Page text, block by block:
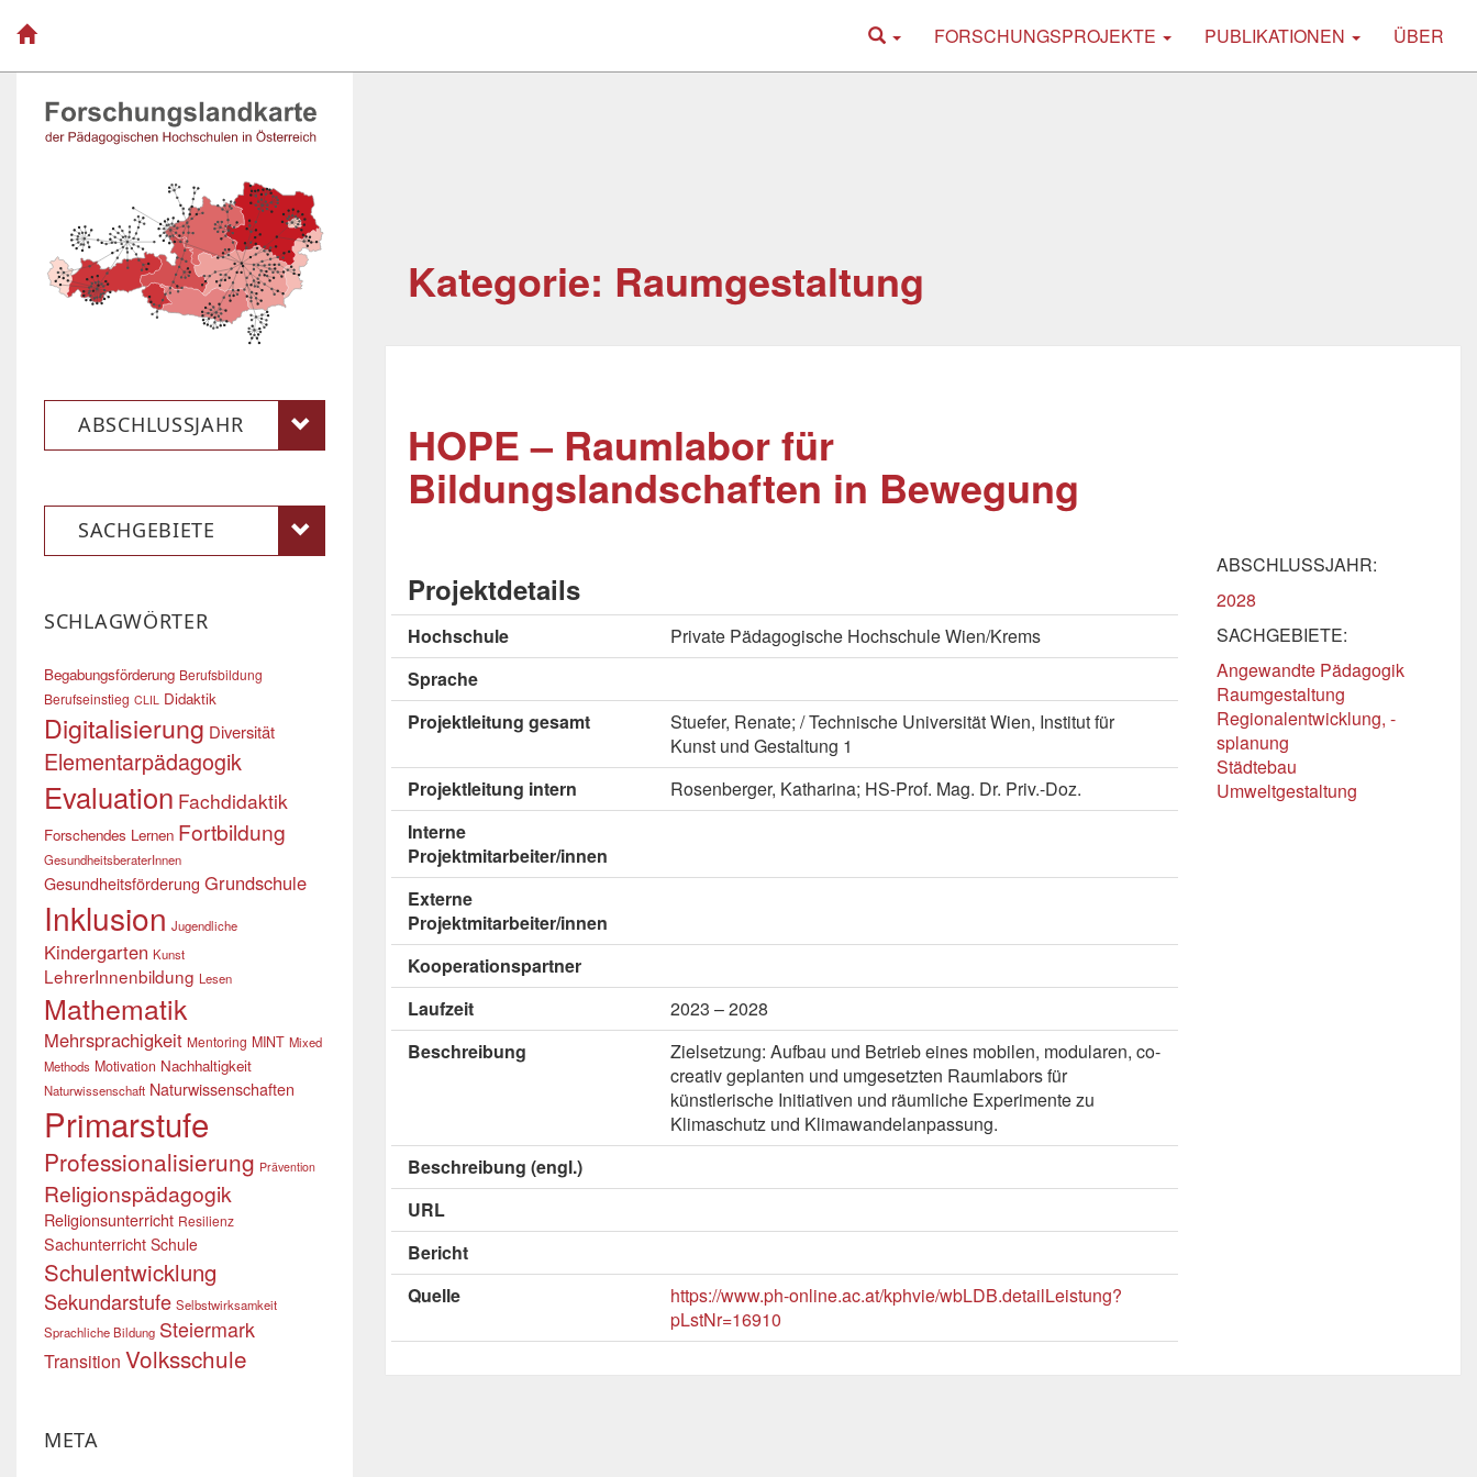
FORSCHUNGSPROJEKTE PUBLIKATIONEN ÜBER
Kategorie: Raumgestaltung
HOPE – Raumlabor für
Bildungslandschaften in Bewegung
Projektdetails
Hochschule
Private Pädagogische Hochschule Wien/Krems
Sprache
Projektleitung gesamt
Stuefer, Renate; / Technische Universität Wien, Institut für
Kunst und Gestaltung 1
Projektleitung intern
Rosenberger, Katharina; HS-Prof. Mag. Dr. Priv.-Doz.
Interne
Projektmitarbeiter/innen
Externe
Projektmitarbeiter/innen
Kooperationspartner
Laufzeit
2023 – 2028
Beschreibung
Zielsetzung: Aufbau und Betrieb eines mobilen, modularen, co-
creativ geplanten und umgesetzten Raumlabors für
künstlerische Initiativen und räumliche Experimente zu
Klimaschutz und Klimawandelanpassung.
Beschreibung (engl.)
URL
Bericht
Quelle
https://www.ph-online.ac.at/kphvie/wbLDB.detailLeistung?
pLstNr=16910
ABSCHLUSSJAHR:
2028
SACHGEBIETE:
Angewandte Pädagogik
Raumgestaltung
Regionalentwicklung, -
splanung
Städtebau
Umweltgestaltung
ABSCHLUSSJAHR
SACHGEBIETE
SCHLAGWÖRTER
Begabungsförderung Berufsbildung
Berufseinstieg CLIL Didaktik
Digitalisierung Diversität
Elementarpädagogik
Evaluation Fachdidaktik
Forschendes Lernen Fortbildung
GesundheitsberaterInnen
Gesundheitsförderung Grundschule
Inklusion Jugendliche
Kindergarten Kunst
LehrerInnenbildung Lesen
Mathematik
Mehrsprachigkeit Mentoring MINT Mixed
Methods Motivation Nachhaltigkeit
Naturwissenschaft Naturwissenschaften
Primarstufe
Professionalisierung Prävention
Religionspädagogik
Religionsunterricht Resilienz
Sachunterricht Schule
Schulentwicklung
Sekundarstufe Selbstwirksamkeit
Sprachliche Bildung Steiermark
Transition Volksschule
META